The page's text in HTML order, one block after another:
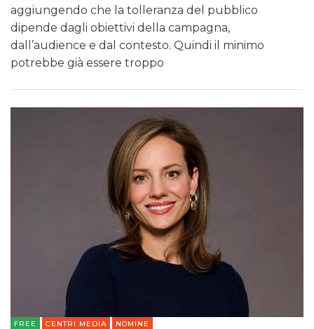
aggiungendo che la tolleranza del pubblico
dipende dagli obiettivi della campagna,
dall’audience e dal contesto. Quindi il minimo
potrebbe già essere troppo
FREE CENTRI MEDIA NOMINE